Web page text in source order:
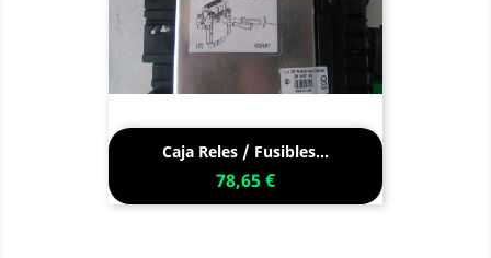
Caja Reles / Fusibles...
78,65 €